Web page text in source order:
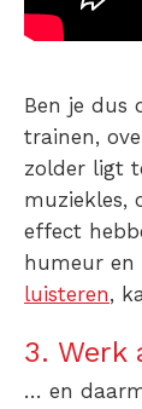
Ben je dus
trainen,
zolder ligt
muziekles,
effect
humeur
luisteren,
3. Werk
… en